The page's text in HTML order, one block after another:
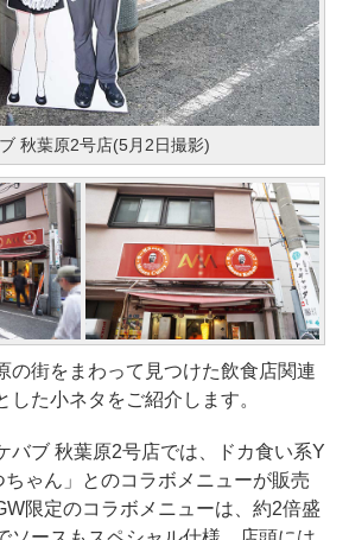
秋葉原2号店(5月2日撮影)
街をまわって見つけた飲食店関連
した小ネタをご紹介します。
ブ 秋葉原2号店では、ドカ食い系Y
ゃん」とのコラボメニューが販売
限定のコラボメニューは、約2倍盛